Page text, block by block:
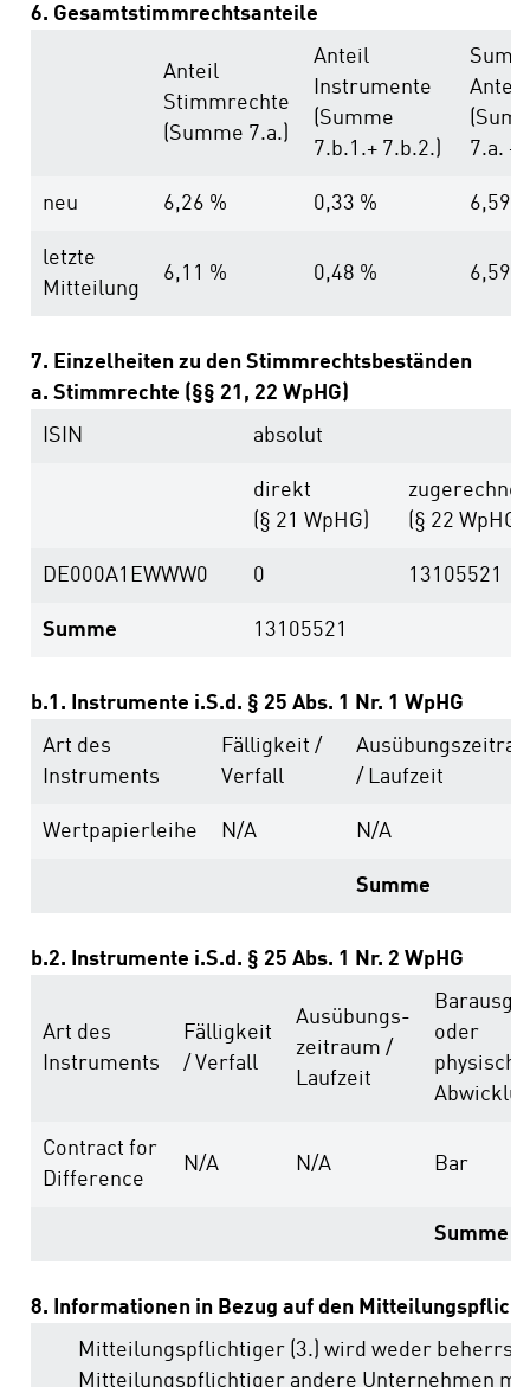
6. Gesamtstimmrechtsanteile
Anteil
Stimmrechte
(Summe 7.a.)
Anteil
Instrumente
(Summe
7.b.1.+ 7.b.2.)
7.a. +
neu 6,26 % 0,33 % 6,59
letzte
Mitteilung
6,11 % 0,48 % 6,59
7. Einzelheiten zu den Stimmrechtsbeständen
a. Stimmrechte (§§ 21, 22 WpHG)
ISIN
absolut
direkt
(§ 21 WpHG)
zugerechnet
(§ 22 WpHG)
DE000A1EWWW0 0 13105521
Summe 13105521
b.1. Instrumente i.S.d. § 25 Abs. 1 Nr. 1 WpHG
Art des
Instruments
Fälligkeit /
Verfall
/ Laufzeit
Wertpapierleihe N/A N/A
Summe
b.2. Instrumente i.S.d. § 25 Abs. 1 Nr. 2 WpHG
Art des
Instruments
Fälligkeit
/ Verfall
Ausübungs­
zeitraum /
Laufzeit
oder
physische
Contract for
Difference
N/A N/A Bar
Summe
8. Informationen in Bezug auf den
Mitteilungspflichtiger (3.) wird weder
Mitteilungspflichtiger andere Unternehmen